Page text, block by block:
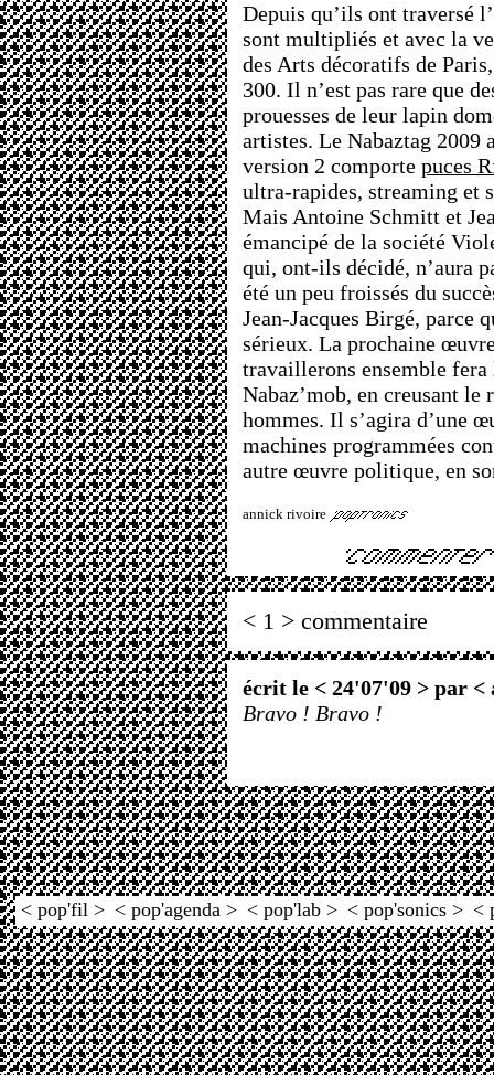
Depuis qu’ils ont traversé
sont multipliés et avec la
des Arts décoratifs de
300. Il n’est pas rare que
prouesses de leur lapin
artistes. Le Nabaztag 2009
version 2 comporte puces
ultra-rapides, streaming et
Mais Antoine Schmitt et
émancipé de la société
qui, ont-ils décidé, n’aura
été un peu froissés du
Jean-Jacques Birgé, parce
sérieux. La prochaine
travaillerons ensemble
Nabaz’mob, en creusant le
hommes. Il s’agira d’une
machines programmées
autre œuvre politique, en
annick rivoire
< 1 > commentaire
écrit le < 24'07'09 > par <
Bravo ! Bravo !
< pop'fil > < pop'agenda > < pop'lab > < pop'sonics > <